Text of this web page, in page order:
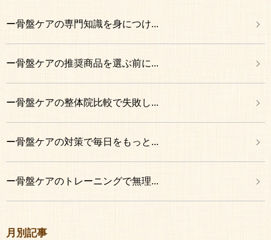
ー骨盤ケアの専門知識を身につけ...
ー骨盤ケアの推奨商品を選ぶ前に...
ー骨盤ケアの整体院比較で失敗し...
ー骨盤ケアの対策で毎日をもっと...
ー骨盤ケアのトレーニングで無理...
月別記事